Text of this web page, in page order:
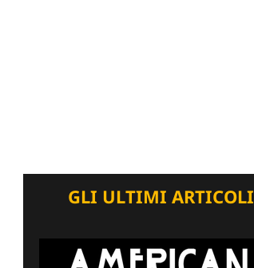
GLI ULTIMI ARTICOLI